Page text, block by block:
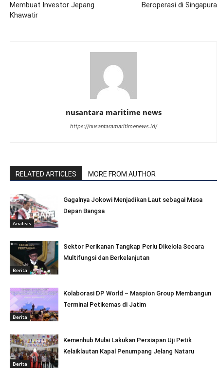
Membuat Investor Jepang
Khawatir
Beroperasi di Singapura
nusantara maritime news
https://nusantaramaritimenews.id/
RELATED ARTICLES MORE FROM AUTHOR
Analisis
Gagalnya Jokowi Menjadikan Laut sebagai Masa
Depan Bangsa
Berita
Sektor Perikanan Tangkap Perlu Dikelola Secara
Multifungsi dan Berkelanjutan
Berita
Kolaborasi DP World – Maspion Group Membangun
Terminal Petikemas di Jatim
Berita
Kemenhub Mulai Lakukan Persiapan Uji Petik
Kelaiklautan Kapal Penumpang Jelang Nataru